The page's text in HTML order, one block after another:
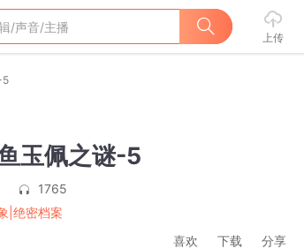
上传
5
玉佩之谜-5
1765
|绝密档案
喜欢 下载 分享